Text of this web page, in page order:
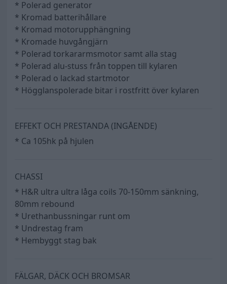
* Polerad generator
* Kromad batterihållare
* Kromad motorupphängning
* Kromade huvgångjärn
* Polerad torkararmsmotor samt alla stag
* Polerad alu-stuss från toppen till kylaren
* Polerad o lackad startmotor
* Högglanspolerade bitar i rostfritt över kylaren
EFFEKT OCH PRESTANDA (INGÅENDE)
* Ca 105hk på hjulen
CHASSI
* H&R ultra ultra låga coils 70-150mm sänkning,
80mm rebound
* Urethanbussningar runt om
* Undrestag fram
* Hembyggt stag bak
FÄLGAR, DÄCK OCH BROMSAR